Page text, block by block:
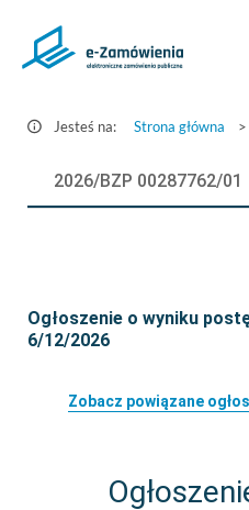
Szczegóły
e-
Jesteś na: Strona główna >
2026/BZP 00287762/01
Ogłoszenie o wyniku
6/12/2026
Zobacz powiązane